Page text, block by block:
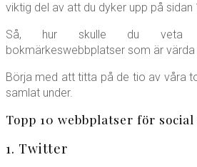
viktig del av att du dyker upp på
Så, hur skulle du veta
bokmärkeswebbplatser som är värda
Börja med att titta på de tio av våra
samlat under.
Topp 10 webbplatser för
1. Twitter